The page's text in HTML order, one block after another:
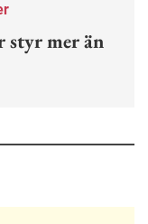
mer än